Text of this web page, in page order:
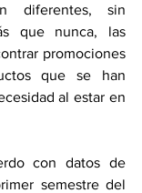
diferentes, sin
que nunca, las
promociones
que se han
al estar en
con datos de
semestre del